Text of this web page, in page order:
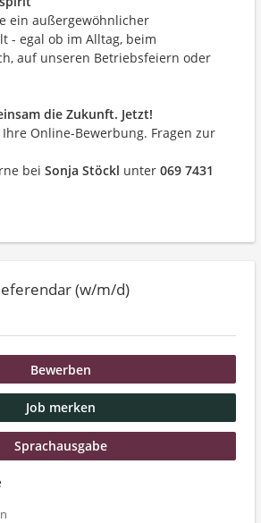
(w/m/d)
Bewerben
Job merken
Sprachausgabe
ein außergewöhnlicher
- egal ob im Alltag, beim
auf unseren Betriebsfeiern oder
die Zukunft. Jetzt!
Online-Bewerbung. Fragen zur
bei Sonja Stöckl unter 069 7431